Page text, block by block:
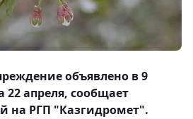
объявлено в 9
22 апреля, сообщает
на РГП "Казгидромет".